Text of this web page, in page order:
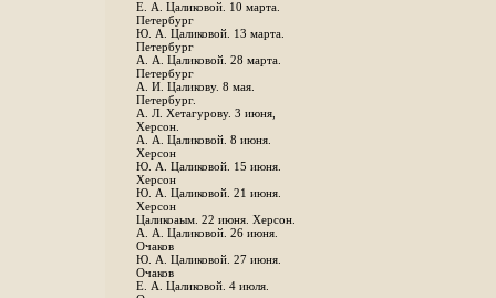
Е. А. Цаликовой. 10 марта.
Петербург
Ю. А. Цаликовой. 13 марта.
Петербург
А. А. Цаликовой. 28 марта.
Петербург
А. И. Цаликову. 8 мая.
Петербург.
А. Л. Хетагурову. 3 июня,
Херсон.
А. А. Цаликовой. 8 июня.
Херсон
Ю. А. Цаликовой. 15 июня.
Херсон
Ю. А. Цаликовой. 21 июня.
Херсон
Цаликоаым. 22 июня. Херсон.
А. А. Цаликовой. 26 июня.
Очаков
Ю. А. Цаликовой. 27 июня.
Очаков
Е. А. Цаликовой. 4 июля.